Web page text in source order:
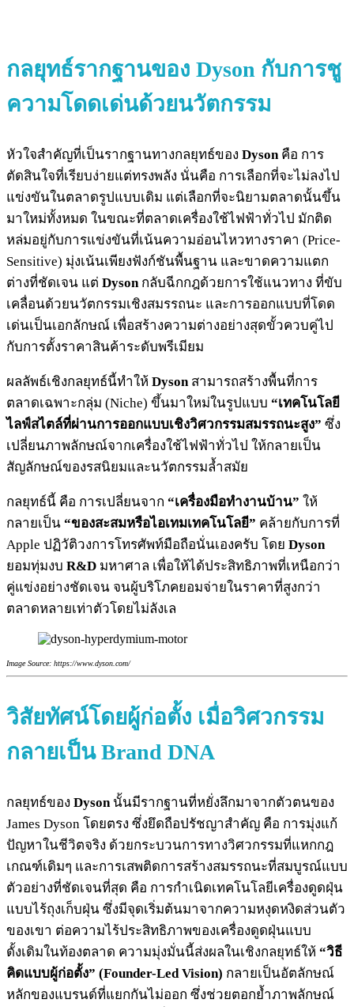
กลยุทธ์รากฐานของ Dyson กับการชู
ความโดดเด่นด้วยนวัตกรรม
หัวใจสำคัญที่เป็นรากฐานทางกลยุทธ์ของ Dyson คือ การ
ตัดสินใจที่เรียบง่ายแต่ทรงพลัง นั่นคือ การเลือกที่จะไม่ลงไป
แข่งขันในตลาดรูปแบบเดิม แต่เลือกที่จะนิยามตลาดนั้นขึ้น
มาใหม่ทั้งหมด ในขณะที่ตลาดเครื่องใช้ไฟฟ้าทั่วไป มักติด
หล่มอยู่กับการแข่งขันที่เน้นความอ่อนไหวทางราคา (Price-
Sensitive) มุ่งเน้นเพียงฟังก์ชันพื้นฐาน และขาดความแตก
ต่างที่ชัดเจน แต่ Dyson กลับฉีกกฎด้วยการใช้แนวทาง ที่ขับ
เคลื่อนด้วยนวัตกรรมเชิงสมรรถนะ และการออกแบบที่โดด
เด่นเป็นเอกลักษณ์ เพื่อสร้างความต่างอย่างสุดขั้วควบคู่ไป
กับการตั้งราคาสินค้าระดับพรีเมียม
ผลลัพธ์เชิงกลยุทธ์นี้ทำให้ Dysonสามารถสร้างพื้นที่การ
ตลาดเฉพาะกลุ่ม (Niche) ขึ้นมาใหม่ในรูปแบบ “เทคโนโลยี
ไลฟ์สไตล์ที่ผ่านการออกแบบเชิงวิศวกรรมสมรรถนะสูง” ซึ่ง
เปลี่ยนภาพลักษณ์จากเครื่องใช้ไฟฟ้าทั่วไป ให้กลายเป็น
สัญลักษณ์ของรสนิยมและนวัตกรรมล้ำสมัย
กลยุทธ์นี้ คือ การเปลี่ยนจาก “เครื่องมือทำงานบ้าน” ให้
กลายเป็น “ของสะสมหรือไอเทมเทคโนโลยี” คล้ายกับการที่
Apple ปฏิวัติวงการโทรศัพท์มือถือนั่นเองครับ โดย Dyson
ยอมทุ่มงบ R&D มหาศาล เพื่อให้ได้ประสิทธิภาพที่เหนือกว่า
คู่แข่งอย่างชัดเจน จนผู้บริโภคยอมจ่ายในราคาที่สูงกว่า
ตลาดหลายเท่าตัวโดยไม่ลังเล
Image Source: https://www.dyson.com/
วิสัยทัศน์โดยผู้ก่อตั้ง เมื่อวิศวกรรม
กลายเป็น Brand DNA
กลยุทธ์ของ Dyson นั้นมีรากฐานที่หยั่งลึกมาจากตัวตนของ
James Dyson โดยตรง ซึ่งยึดถือปรัชญาสำคัญ คือ การมุ่งแก้
ปัญหาในชีวิตจริง ด้วยกระบวนการทางวิศวกรรมที่แหกกฎ
เกณฑ์เดิมๆ และการเสพติดการสร้างสมรรถนะที่สมบูรณ์แบบ
ตัวอย่างที่ชัดเจนที่สุด คือ การกำเนิดเทคโนโลยีเครื่องดูดฝุ่น
แบบไร้ถุงเก็บฝุ่น ซึ่งมีจุดเริ่มต้นมาจากความหงุดหงิดส่วนตัว
ของเขา ต่อความไร้ประสิทธิภาพของเครื่องดูดฝุ่นแบบ
ดั้งเดิมในท้องตลาด ความมุ่งมั่นนี้ส่งผลในเชิงกลยุทธ์ให้ “วิธี
คิดแบบผู้ก่อตั้ง” (Founder-Led Vision) กลายเป็นอัตลักษณ์
หลักของแบรนด์ที่แยกกันไม่ออก ซึ่งช่วยตอกย้ำภาพลักษณ์